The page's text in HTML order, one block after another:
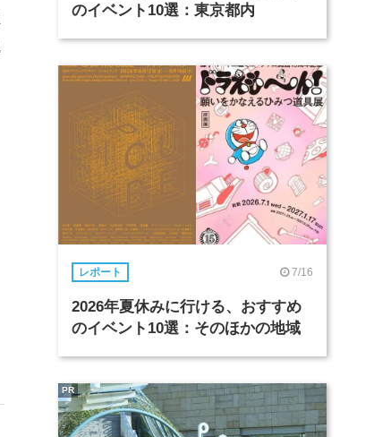
のイベント10選：東京都内
レポート 7/16
2026年夏休みに行ける、おすすめ
のイベント10選：そのほかの地域
PR